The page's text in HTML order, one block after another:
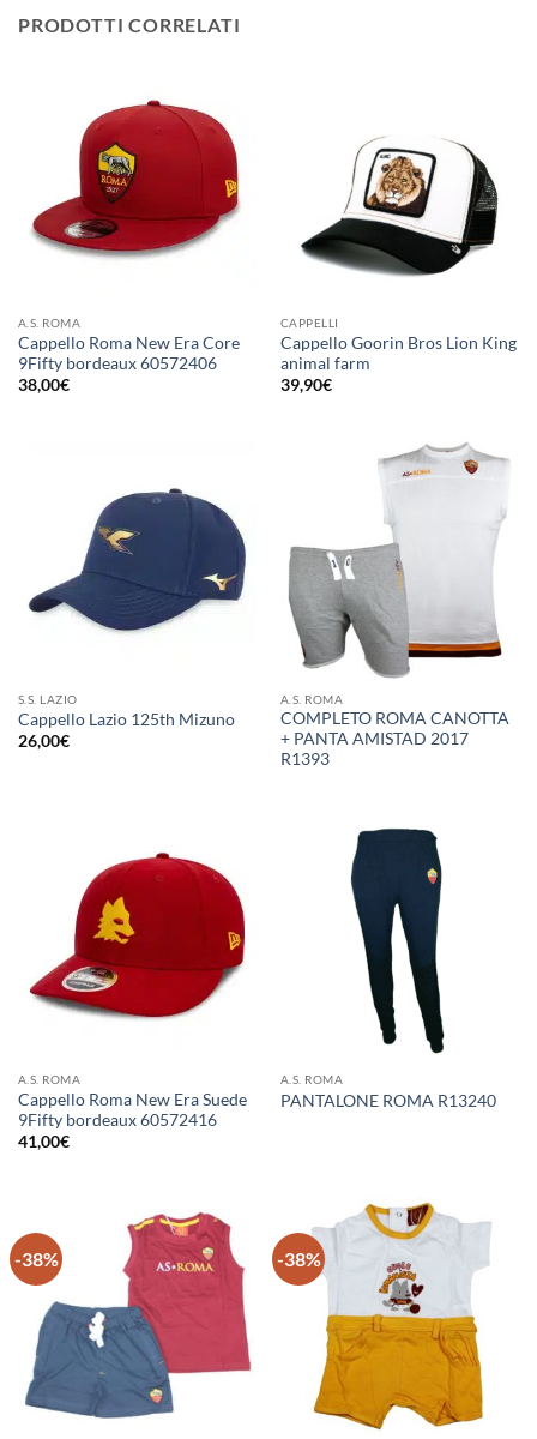
PRODOTTI CORRELATI
A.S. ROMA
Cappello Roma New Era Core
9Fifty bordeaux 60572406
38,00€
CAPPELLI
Cappello Goorin Bros Lion King
animal farm
39,90€
S.S. LAZIO
Cappello Lazio 125th Mizuno
26,00€
A.S. ROMA
COMPLETO ROMA CANOTTA
+ PANTA AMISTAD 2017
R1393
A.S. ROMA
Cappello Roma New Era Suede
9Fifty bordeaux 60572416
41,00€
A.S. ROMA
PANTALONE ROMA R13240
-38% -38%